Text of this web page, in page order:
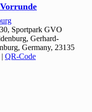
Sportpark GVO
Gerhard-
Germany, 23135
QR-Code